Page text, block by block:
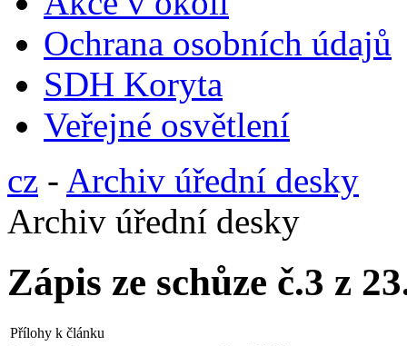
Ochrana osobních údajů
SDH Koryta
Veřejné osvětlení
cz - Archiv úřední desky
Archiv úřední desky
Zápis ze schůze č.3 z
Přílohy k článku